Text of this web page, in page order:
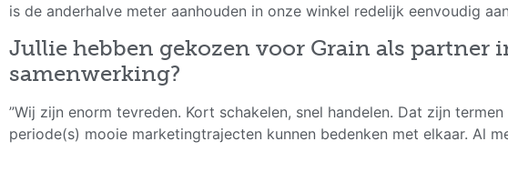
is de anderhalve meter aanhouden in onze winkel redelijk eenvoudig
Jullie hebben gekozen voor Grain als partner
samenwerking?
”Wij zijn enorm tevreden. Kort schakelen, snel handelen. Dat zijn
periode(s) mooie marketingtrajecten kunnen bedenken met elkaar. Al